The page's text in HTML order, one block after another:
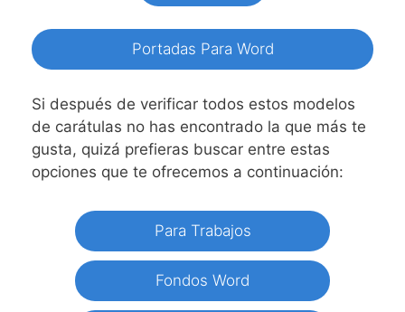
Portadas Para Word
Si después de verificar todos estos modelos
de carátulas no has encontrado la que más te
gusta, quizá prefieras buscar entre estas
opciones que te ofrecemos a continuación:
Para Trabajos
Fondos Word